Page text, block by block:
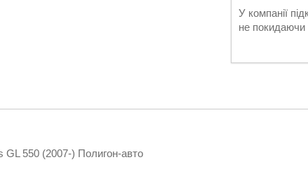
У компанії
не покидаючи
550 (2007-) Полигон-авто